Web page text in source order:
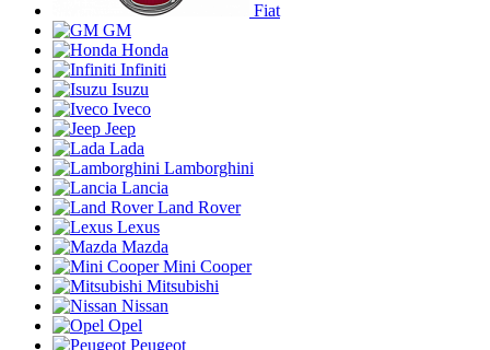
Fiat
GM
Honda
Infiniti
Isuzu
Iveco
Jeep
Lada
Lamborghini
Lancia
Land Rover
Lexus
Mazda
Mini Cooper
Mitsubishi
Nissan
Opel
Peugeot